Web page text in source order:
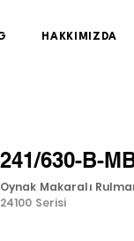
HAKKIMIZDA
241/630-B-
Oynak Makaralı
24100 Serisi